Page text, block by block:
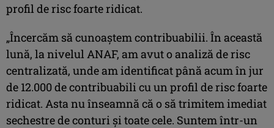
profil de risc foarte ridicat.
„Încercăm să cunoaştem contribuabilii. În această
lună, la nivelul ANAF, am avut o analiză de risc
centralizată, unde am identificat până acum în jur
de 12.000 de contribuabili cu un profil de risc foarte
ridicat. Asta nu înseamnă că o să trimitem imediat
sechestre de conturi şi toate cele. Suntem într-un